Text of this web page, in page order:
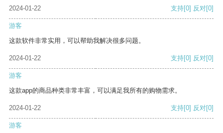
2024-01-22
支持[0] 反对[0]
游客
这款软件非常实用，可以帮助我解决很多问题。
2024-01-22 支持[0] 反对[0]
游客
这款app的商品种类非常丰富，可以满足我所有的购物需求。
2024-01-22 支持[0] 反对[0]
游客